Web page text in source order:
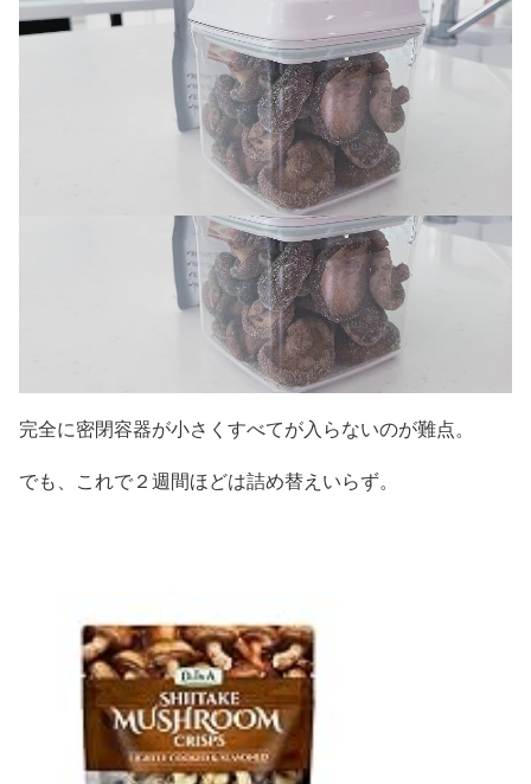
完全に密閉容器が小さくすべてが入らないのが難点。
でも、これで２週間ほどは詰め替えいらず。